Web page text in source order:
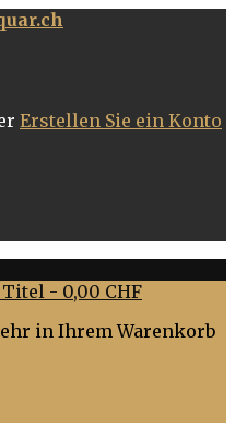
Erstellen Sie ein Konto
Titel - 0,00 CHF
in Ihrem Warenkorb